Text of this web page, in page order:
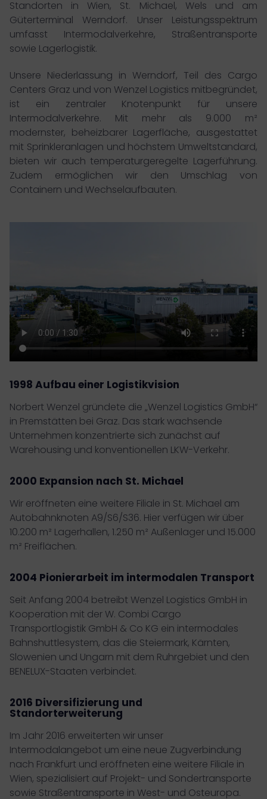
Standorten in Wien, St. Michael, Wels und am
Güterterminal Werndorf. Unser Leistungsspektrum
umfasst Intermodalverkehre, Straßentransporte
sowie Lagerlogistik.
Unsere Niederlassung in Werndorf, Teil des Cargo
Centers Graz und von Wenzel Logistics mitbegründet,
ist ein zentraler Knotenpunkt für unsere
Intermodalverkehre. Mit mehr als 9.000 m²
modernster, beheizbarer Lagerfläche, ausgestattet
mit Sprinkleranlagen und höchstem Umweltstandard,
bieten wir auch temperaturgeregelte Lagerführung.
Zudem ermöglichen wir den Umschlag von
Containern und Wechselaufbauten.
1998 Aufbau einer Logistikvision
Norbert Wenzel gründete die „Wenzel Logistics GmbH“
in Premstätten bei Graz. Das stark wachsende
Unternehmen konzentrierte sich zunächst auf
Warehousing und konventionellen LKW-Verkehr.
2000 Expansion nach St. Michael
Wir eröffneten eine weitere Filiale in St. Michael am
Autobahnknoten A9/S6/S36. Hier verfügen wir über
10.200 m² Lagerhallen, 1.250 m² Außenlager und 15.000
m² Freiflächen.
2004 Pionierarbeit im intermodalen Transport
Seit Anfang 2004 betreibt Wenzel Logistics GmbH in
Kooperation mit der W. Combi Cargo
Transportlogistik GmbH & Co KG ein intermodales
Bahnshuttlesystem, das die Steiermark, Kärnten,
Slowenien und Ungarn mit dem Ruhrgebiet und den
BENELUX-Staaten verbindet.
2016 Diversifizierung und
Standorterweiterung
Im Jahr 2016 erweiterten wir unser
Intermodalangebot um eine neue Zugverbindung
nach Frankfurt und eröffneten eine weitere Filiale in
Wien, spezialisiert auf Projekt- und Sondertransporte
sowie Straßentransporte in West- und Osteuropa.